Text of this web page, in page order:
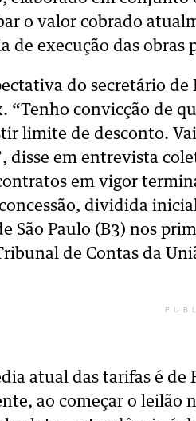
o valor cobrado
de execução das obras
do secretário
“Tenho convicção de
limite de desconto.
disse em entrevista
em vigor
dividida
São Paulo (B3) nos
de Contas da
atual das tarifas é de
ao começar o leilão